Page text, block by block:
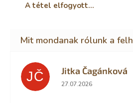
A tétel elfogyott…
JČ Jitka Čagánková
Az áruház értékelése
27.07.2026